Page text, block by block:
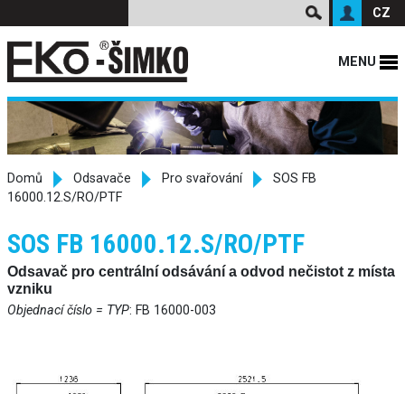
CZ
MENU
Domů Odsavače Pro svařování
SOS FB
16000.12.S/RO/PTF
SOS FB 16000.12.S/RO/PTF
Odsavač pro centrální odsávání a odvod nečistot z místa
vzniku
Objednací číslo = TYP: FB 16000-003